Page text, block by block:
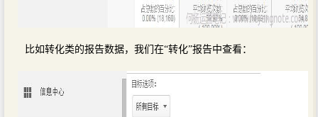
比如转化类的报告数据，我们在“转化”报告中查看：